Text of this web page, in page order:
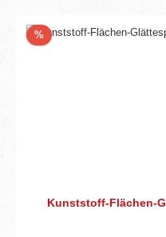
%Rabatt
Kunststoff-Flächen-